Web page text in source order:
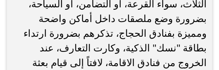
الثلاث، سواء القرعة، أو التضامن، أو السياحة،
بضرورة وضع ملصقات داخل أماكن واضحة
ومميزة بفنادق الحجاج، تذكرهم بضرورة ارتداء
بطاقة "نسك" الذكية، وكارت التعارف، عند
الخروج من فنادق الاقامة، لافتاً إلى قيام بعثة